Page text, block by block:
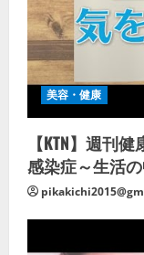
美容・健康
【KTN】週刊
感染症～生活